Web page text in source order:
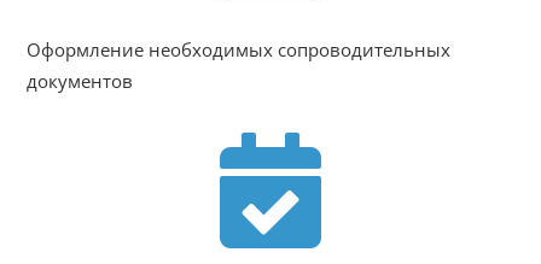
Оформление необходимых сопроводительных
документов
